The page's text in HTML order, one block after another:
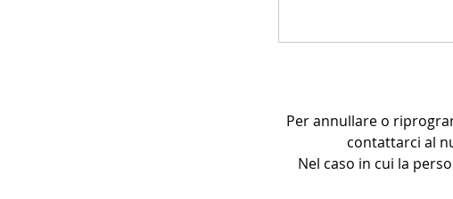
Per annullare o
contattarci al
Nel caso in cui la